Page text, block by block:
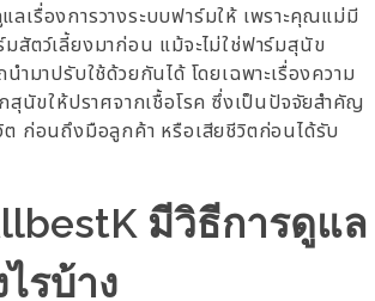
เรื่องการวางระบบฟาร์มให้ เพราะคุณแม่มี
สัตว์เลี้ยงมาก่อน แม้จะไม่ใช่ฟาร์มสุนัข
ำมาปรับใช้ด้วยกันได้ โดยเฉพาะเรื่องความ
สุนัขให้ปราศจากเชื้อโรค ซึ่งเป็นปัจจัยสำคัญ
ต ก่อนถึงมือลูกค้า หรือเสียชีวิตก่อนได้รับ
มีวิธีการดูแล
รบ้าง